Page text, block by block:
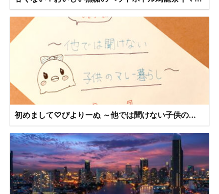
初めまして♡ぴよりーぬ ～他では聞けない子供の...